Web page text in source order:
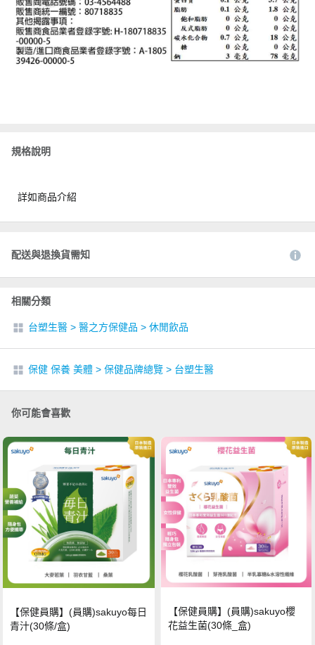
規格說明
詳如商品介紹
配送與退換貨需知
相關分類
台塑生醫 > 醫之方保健品 > 休閒飲品
保健 保養 美體 > 保健品牌總覽 > 台塑生醫
你可能會喜歡
【保健員購】(員購)sakuyo每日
青汁(30條/盒)
【保健員購】(員購)sakuyo櫻
花益生菌(30條_盒)